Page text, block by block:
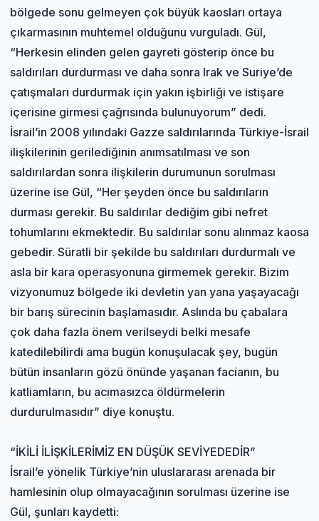
bölgede sonu gelmeyen çok büyük kaosları ortaya
çıkarmasının muhtemel olduğunu vurguladı. Gül,
“Herkesin elinden gelen gayreti gösterip önce bu
saldırıları durdurması ve daha sonra Irak ve Suriye’de
çatışmaları durdurmak için yakın işbirliği ve istişare
içerisine girmesi çağrısında bulunuyorum” dedi.
İsrail’in 2008 yılındaki Gazze saldırılarında Türkiye-İsrail
ilişkilerinin gerilediğinin anımsatılması ve son
saldırılardan sonra ilişkilerin durumunun sorulması
üzerine ise Gül, “Her şeyden önce bu saldırıların
durması gerekir. Bu saldırılar dediğim gibi nefret
tohumlarını ekmektedir. Bu saldırılar sonu alınmaz kaosa
gebedir. Süratli bir şekilde bu saldırıları durdurmalı ve
asla bir kara operasyonuna girmemek gerekir. Bizim
vizyonumuz bölgede iki devletin yan yana yaşayacağı
bir barış sürecinin başlamasıdır. Aslında bu çabalara
çok daha fazla önem verilseydi belki mesafe
katedilebilirdi ama bugün konuşulacak şey, bugün
bütün insanların gözü önünde yaşanan facianın, bu
katliamların, bu acımasızca öldürmelerin
durdurulmasıdır” diye konuştu.
“İKİLİ İLİŞKİLERİMİZ EN DÜŞÜK SEVİYEDEDİR”
İsrail’e yönelik Türkiye’nin uluslararası arenada bir
hamlesinin olup olmayacağının sorulması üzerine ise
Gül, şunları kaydetti: